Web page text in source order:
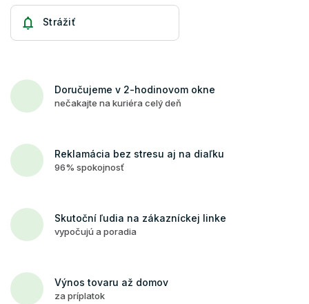
Strážiť
Doručujeme v 2-hodinovom okne
nečakajte na kuriéra celý deň
Reklamácia bez stresu aj na diaľku
96% spokojnosť
Skutoční ľudia na zákazníckej linke
vypočujú a poradia
Výnos tovaru až domov
za príplatok